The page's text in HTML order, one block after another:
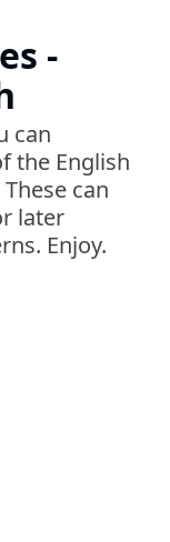
-
can
the English
can
later
Enjoy.